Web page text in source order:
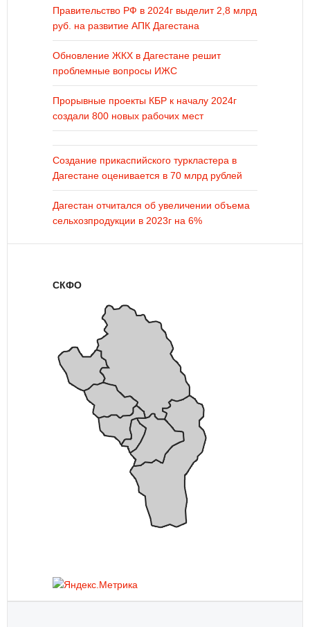
Правительство РФ в 2024г выделит 2,8 млрд
руб. на развитие АПК Дагестана
Обновление ЖКХ в Дагестане решит
проблемные вопросы ИЖС
Прорывные проекты КБР к началу 2024г
создали 800 новых рабочих мест
Создание прикаспийского туркластера в
Дагестане оценивается в 70 млрд рублей
Дагестан отчитался об увеличении объема
сельхозпродукции в 2023г на 6%
СКФО